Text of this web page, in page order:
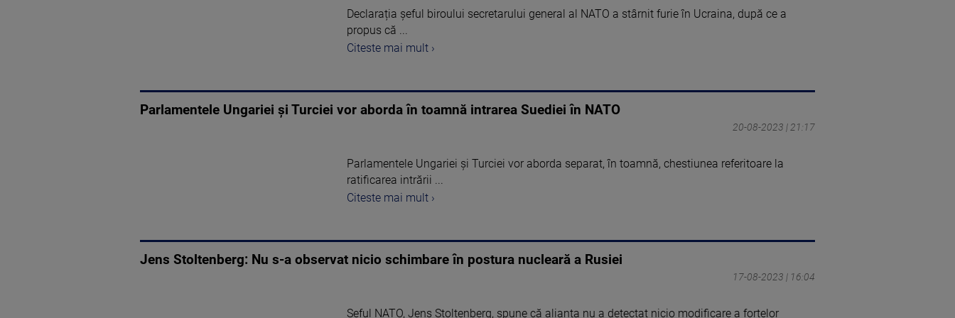
Declarația șeful biroului secretarului general al NATO a stârnit furie în Ucraina, după ce a
propus că ...
Citeste mai mult ›
Parlamentele Ungariei şi Turciei vor aborda în toamnă intrarea Suediei în NATO
20-08-2023 | 21:17
Parlamentele Ungariei şi Turciei vor aborda separat, în toamnă, chestiunea referitoare la
ratificarea intrării ...
Citeste mai mult ›
Jens Stoltenberg: Nu s-a observat nicio schimbare în postura nucleară a Rusiei
17-08-2023 | 16:04
Șeful NATO, Jens Stoltenberg, spune că alianța nu a detectat nicio modificare a forțelor